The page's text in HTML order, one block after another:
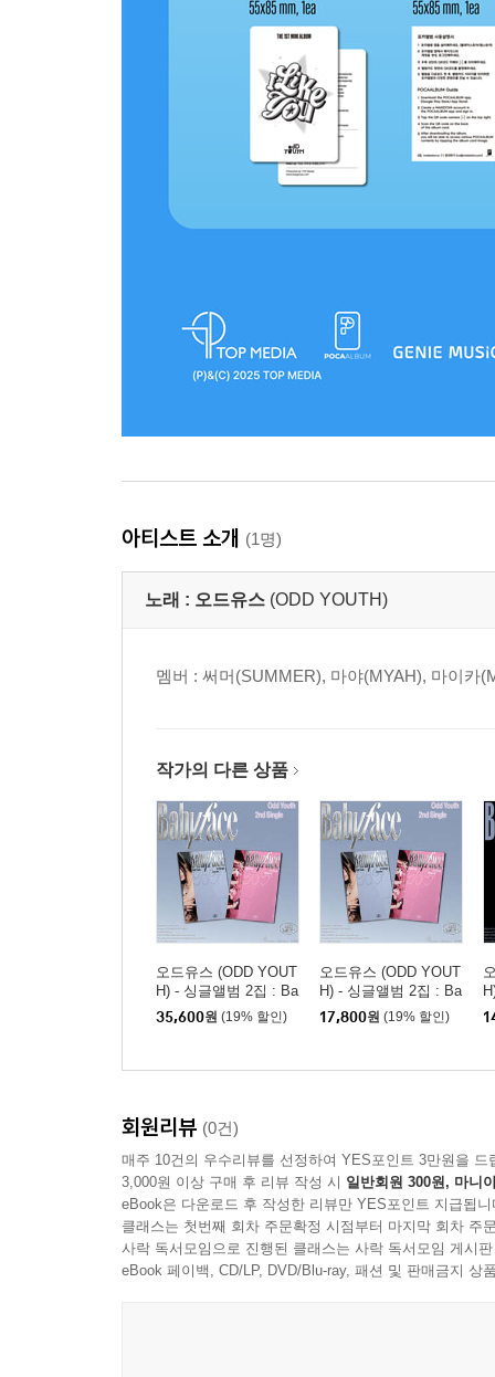
아티스트 소개 (1명)
노래 : 오드유스 (ODD YOUTH)
멤버 : 써머(SUMMER), 마야(MYAH), 마이카
작가의 다른 상품
오드유스 (ODD YOUT
H) - 싱글앨범 2집 : Ba
byface [2종 SET]
35,600원 (19% 할인)
오드유스 (ODD YOUT
H) - 싱글앨범 2집 : Ba
byface [2종 중 1종 랜
덤발송]
17,800원 (19% 할인)
회원리뷰 (0건)
매주 10건의 우수리뷰를 선정하여 YES포인트 3만원을 드
3,000원 이상 구매 후 리뷰 작성 시 일반회원 300원, 마니
eBook은 다운로드 후 작성한 리뷰만 YES포인트 지급됩니
클래스는 첫번째 회차 주문확정 시점부터 마지막 회차 주
사락 독서모임으로 진행된 클래스는 사락 독서모임 게시
eBook 페이백, CD/LP, DVD/Blu-ray, 패션 및 판매금지 상